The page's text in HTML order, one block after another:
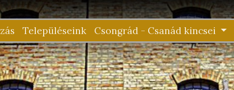
Településeink Csongrád - Csanád kincsei